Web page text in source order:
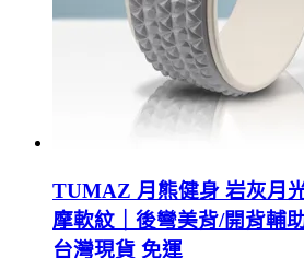
TUMAZ 月熊健身 岩灰月
摩軟紋｜後彎美背/開背輔
台灣現貨 免運